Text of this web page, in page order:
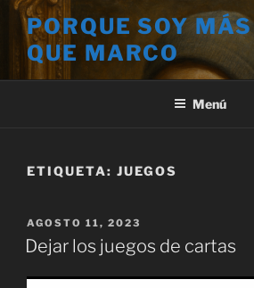
Saltar
contenido
PORQUE SOY
QUE MARCO
Menú
ETIQUETA: JUEGOS
PUBLICADO
EL
AGOSTO 11, 2023
Dejar los juegos de cartas